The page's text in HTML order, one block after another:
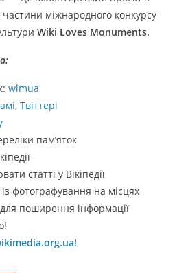
частини міжнародного конкурсу
Wiki Loves Monuments.
wlmua
, Твіттері
пам’яток
статті у Вікіпедії
фотографування на місцях
поширення інформації